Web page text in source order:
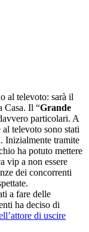
al televoto: sarà il
Casa. Il “Grande
particolari. A
televoto sono stati
Inizialmente tramite
ha potuto mettere
vip a non essere
dei concorrenti
a fare delle
ha deciso di
di uscire